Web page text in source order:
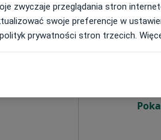
Dziś
Brak
zwyczaje przeglądania stron
swoje preferencje w
prywatności stron trzecich.